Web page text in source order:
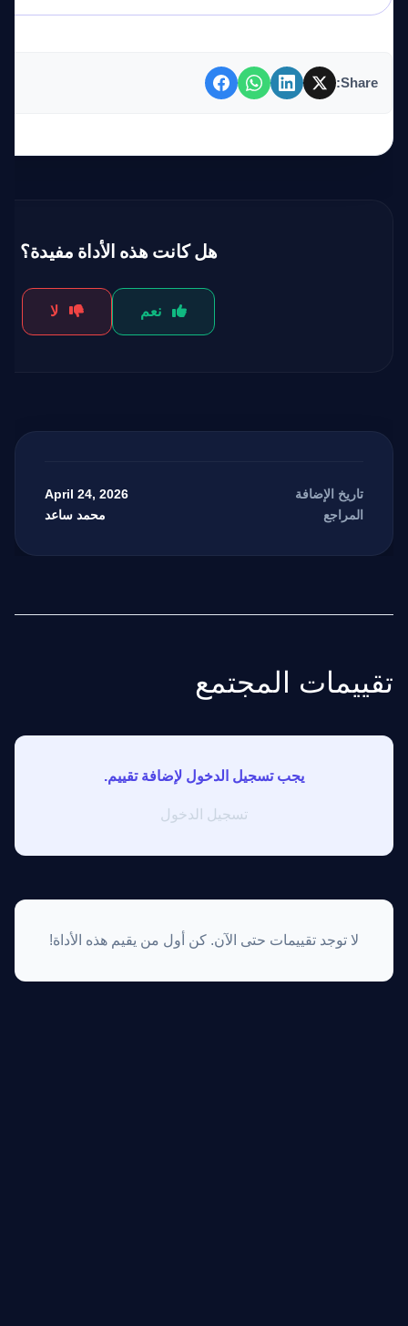
Share:
هل كانت هذه الأداة مفيدة؟
نعم لا
تاريخ الإضافة April 24, 2026
المراجع محمد ساعد
تقييمات المجتمع
يجب تسجيل الدخول لإضافة تقييم.
تسجيل الدخول
لا توجد تقييمات حتى الآن. كن أول من يقيم هذه الأداة!